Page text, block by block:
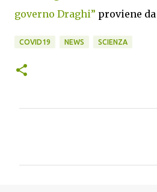
governo Draghi” proviene da
COVID19 NEWS SCIENZA